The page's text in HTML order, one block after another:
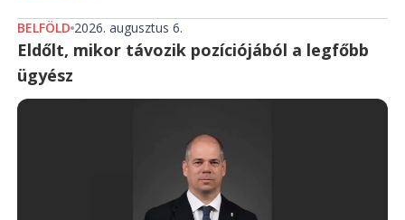
BELFÖLD 2026. augusztus 6.
Eldőlt, mikor távozik pozíciójából a legfőbb
ügyész